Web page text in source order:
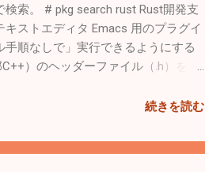
検索。 # pkg search rust Rust開発支
ストエディタ Emacs 用のプラグイ
順なしで」実行できるようにする
）のヘッダーファイル（.h）を読
成するツール ユーティリティ（Rust
Rust言語で書き直したもの。通常は
続きを読む